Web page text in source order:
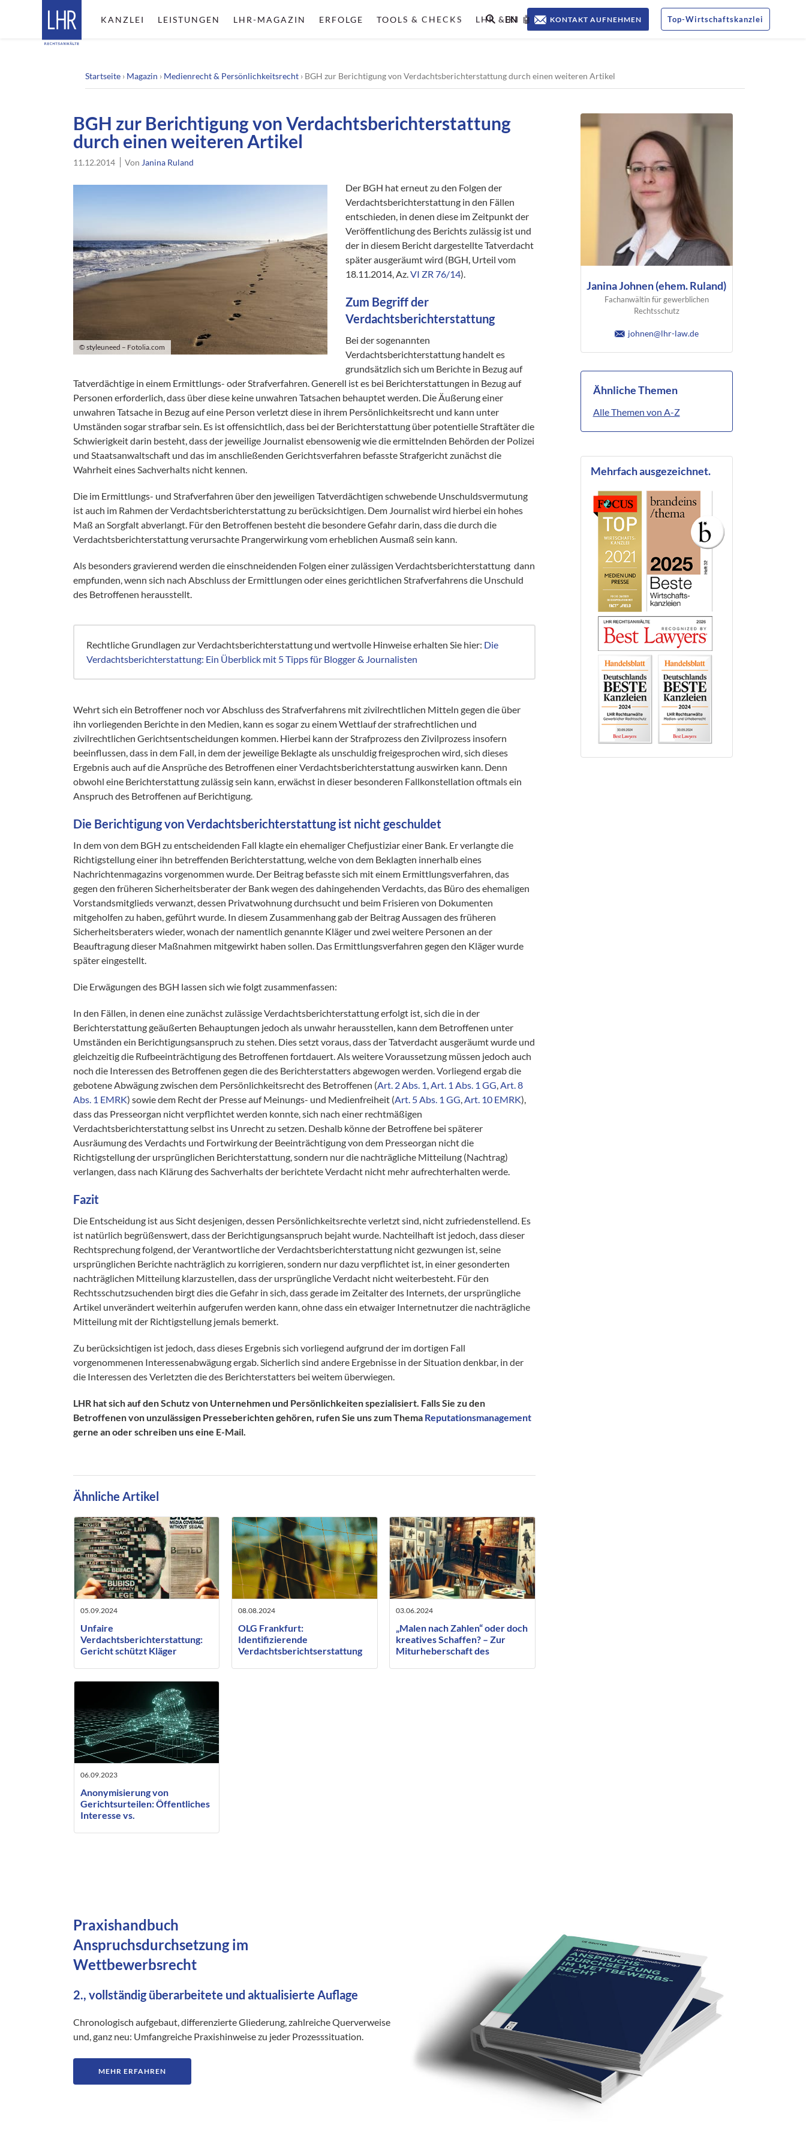
Top-Wirtschaftskanzlei
KONTAKT AUFNEHMEN
KANZLEI LEISTUNGEN LHR-MAGAZIN ERFOLGE TOOLS & CHECKS LHR & KI 🤖
EN
Startseite › Magazin › Medienrecht & Persönlichkeitsrecht › BGH zur Berichtigung von Verdachtsberichterstattung durch einen weiteren Artikel
BGH zur Berichtigung von Verdachtsberichterstattung
durch einen weiteren Artikel
11.12.2014 Von Janina Ruland
© styleuneed – Fotolia.com
Der BGH hat erneut zu den Folgen der
Verdachtsberichterstattung in den Fällen
entschieden, in denen diese im Zeitpunkt der
Veröffentlichung des Berichts zulässig ist und
der in diesem Bericht dargestellte Tatverdacht
später ausgeräumt wird (BGH, Urteil vom
18.11.2014, Az.VI ZR 76/14).
Zum Begriff der
Verdachtsberichterstattung
Bei der sogenannten
Verdachtsberichterstattung handelt es
grundsätzlich sich um Berichte in Bezug auf
Tatverdächtige in einem Ermittlungs- oder Strafverfahren. Generell ist es bei Berichterstattungen in Bezug auf
Personen erforderlich, dass über diese keine unwahren Tatsachen behauptet werden. Die Äußerung einer
unwahren Tatsache in Bezug auf eine Person verletzt diese in ihrem Persönlichkeitsrecht und kann unter
Umständen sogar strafbar sein. Es ist offensichtlich, dass bei der Berichterstattung über potentielle Straftäter die
Schwierigkeit darin besteht, dass der jeweilige Journalist ebensowenig wie die ermittelnden Behörden der Polizei
und Staatsanwaltschaft und das im anschließenden Gerichtsverfahren befasste Strafgericht zunächst die
Wahrheit eines Sachverhalts nicht kennen.
Die im Ermittlungs- und Strafverfahren über den jeweiligen Tatverdächtigen schwebende Unschuldsvermutung
ist auch im Rahmen der Verdachtsberichterstattung zu berücksichtigen. Dem Journalist wird hierbei ein hohes
Maß an Sorgfalt abverlangt. Für den Betroffenen besteht die besondere Gefahr darin, dass die durch die
Verdachtsberichterstattung verursachte Prangerwirkung vom erheblichen Ausmaß sein kann.
Als besonders gravierend werden die einschneidenden Folgen einer zulässigen Verdachtsberichterstattung dann
empfunden, wenn sich nach Abschluss der Ermittlungen oder eines gerichtlichen Strafverfahrens die Unschuld
des Betroffenen herausstellt.
Rechtliche Grundlagen zur Verdachtsberichterstattung und wertvolle Hinweise erhalten Sie hier: Die
Verdachtsberichterstattung: Ein Überblick mit 5 Tipps für Blogger & Journalisten
Wehrt sich ein Betroffener noch vor Abschluss des Strafverfahrens mit zivilrechtlichen Mitteln gegen die über
ihn vorliegenden Berichte in den Medien, kann es sogar zu einem Wettlauf der strafrechtlichen und
zivilrechtlichen Gerichtsentscheidungen kommen. Hierbei kann der Strafprozess den Zivilprozess insofern
beeinflussen, dass in dem Fall, in dem der jeweilige Beklagte als unschuldig freigesprochen wird, sich dieses
Ergebnis auch auf die Ansprüche des Betroffenen einer Verdachtsberichterstattung auswirken kann. Denn
obwohl eine Berichterstattung zulässig sein kann, erwächst in dieser besonderen Fallkonstellation oftmals ein
Anspruch des Betroffenen auf Berichtigung.
Die Berichtigung von Verdachtsberichterstattung ist nicht geschuldet
In dem von dem BGH zu entscheidenden Fall klagte ein ehemaliger Chefjustiziar einer Bank. Er verlangte die
Richtigstellung einer ihn betreffenden Berichterstattung, welche von dem Beklagten innerhalb eines
Nachrichtenmagazins vorgenommen wurde. Der Beitrag befasste sich mit einem Ermittlungsverfahren, das
gegen den früheren Sicherheitsberater der Bank wegen des dahingehenden Verdachts, das Büro des ehemaligen
Vorstandsmitglieds verwanzt, dessen Privatwohnung durchsucht und beim Frisieren von Dokumenten
mitgeholfen zu haben, geführt wurde. In diesem Zusammenhang gab der Beitrag Aussagen des früheren
Sicherheitsberaters wieder, wonach der namentlich genannte Kläger und zwei weitere Personen an der
Beauftragung dieser Maßnahmen mitgewirkt haben sollen. Das Ermittlungsverfahren gegen den Kläger wurde
später eingestellt.
Die Erwägungen des BGH lassen sich wie folgt zusammenfassen:
In den Fällen, in denen eine zunächst zulässige Verdachtsberichterstattung erfolgt ist, sich die in der
Berichterstattung geäußerten Behauptungen jedoch als unwahr herausstellen, kann dem Betroffenen unter
Umständen ein Berichtigungsanspruch zu stehen. Dies setzt voraus, dass der Tatverdacht ausgeräumt wurde und
gleichzeitig die Rufbeeinträchtigung des Betroffenen fortdauert. Als weitere Voraussetzung müssen jedoch auch
noch die Interessen des Betroffenen gegen die des Berichterstatters abgewogen werden. Vorliegend ergab die
gebotene Abwägung zwischen dem Persönlichkeitsrecht des Betroffenen (Art. 2 Abs. 1 Art. 1 Abs. 1 GG Art. 8
Abs. 1 EMRK) sowie dem Recht der Presse auf Meinungs- und Medienfreiheit (Art. 5 Abs. 1 GG Art. 10 EMRK),
dass das Presseorgan nicht verpflichtet werden konnte, sich nach einer rechtmäßigen
Verdachtsberichterstattung selbst ins Unrecht zu setzen. Deshalb könne der Betroffene bei späterer
Ausräumung des Verdachts und Fortwirkung der Beeinträchtigung von dem Presseorgan nicht die
Richtigstellung der ursprünglichen Berichterstattung, sondern nur die nachträgliche Mitteilung (Nachtrag)
verlangen, dass nach Klärung des Sachverhalts der berichtete Verdacht nicht mehr aufrechterhalten werde.
Fazit
Die Entscheidung ist aus Sicht desjenigen, dessen Persönlichkeitsrechte verletzt sind, nicht zufriedenstellend. Es
ist natürlich begrüßenswert, dass der Berichtigungsanspruch bejaht wurde. Nachteilhaft ist jedoch, dass dieser
Rechtsprechung folgend, der Verantwortliche der Verdachtsberichterstattung nicht gezwungen ist, seine
ursprünglichen Berichte nachträglich zu korrigieren, sondern nur dazu verpflichtet ist, in einer gesonderten
nachträglichen Mitteilung klarzustellen, dass der ursprüngliche Verdacht nicht weiterbesteht. Für den
Rechtsschutzsuchenden birgt dies die Gefahr in sich, dass gerade im Zeitalter des Internets, der ursprüngliche
Artikel unverändert weiterhin aufgerufen werden kann, ohne dass ein etwaiger Internetnutzer die nachträgliche
Mitteilung mit der Richtigstellung jemals bemerkt.
Zu berücksichtigen ist jedoch, dass dieses Ergebnis sich vorliegend aufgrund der im dortigen Fall
vorgenommenen Interessenabwägung ergab. Sicherlich sind andere Ergebnisse in der Situation denkbar, in der
die Interessen des Verletzten die des Berichterstatters bei weitem überwiegen.
LHR hat sich auf den Schutz von Unternehmen und Persönlichkeiten spezialisiert. Falls Sie zu den
Betroffenen von unzulässigen Presseberichten gehören, rufen Sie uns zum Thema Reputationsmanagement
gerne an oder schreiben uns eine E-Mail.
Ähnliche Artikel
05.09.2024
Unfaire
Verdachtsberichterstattung:
Gericht schützt Kläger
08.08.2024
OLG Frankfurt:
Identifizierende
Verdachtsberichtserstattung
03.06.2024
„Malen nach Zahlen“ oder doch
kreatives Schaffen? – Zur
Miturheberschaft des
06.09.2023
Anonymisierung von
Gerichtsurteilen: Öffentliches
Interesse vs.
Janina Johnen (ehem. Ruland)
Fachanwältin für gewerblichen
Rechtsschutz
johnen@lhr-law.de
Ähnliche Themen
Alle Themen von A-Z
Mehrfach ausgezeichnet.
Praxishandbuch
Anspruchsdurchsetzung im
Wettbewerbsrecht
2., vollständig überarbeitete und aktualisierte Auflage
Chronologisch aufgebaut, differenzierte Gliederung, zahlreiche Querverweise
und, ganz neu: Umfangreiche Praxishinweise zu jeder Prozesssituation.
MEHR ERFAHREN